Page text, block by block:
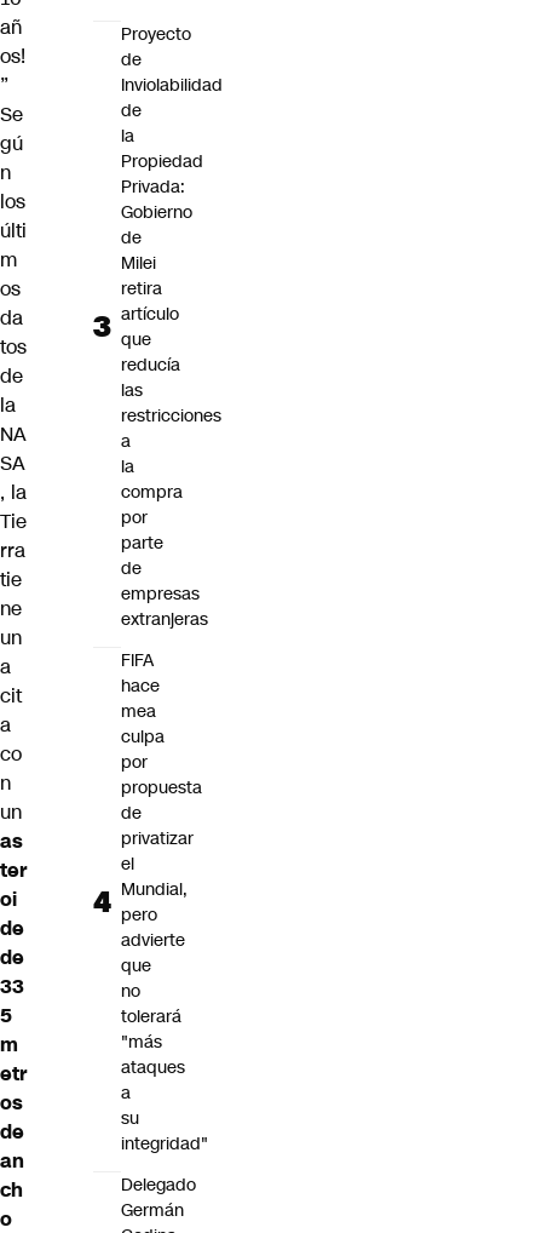
añ
os!
”
Se
gú
n
los
últi
m
os
da
tos
de
la
NA
SA
, la
Tie
rra
tie
ne
un
a
cit
a
co
n
un
as
ter
oi
de
de
33
5
m
etr
os
de
an
ch
o
Proyecto
de
Inviolabilidad
de
la
Propiedad
Privada:
Gobierno
de
Milei
retira
artículo
que
reducía
las
restricciones
a
la
compra
por
parte
de
empresas
extranjeras
FIFA
hace
mea
culpa
por
propuesta
de
privatizar
el
Mundial,
pero
advierte
que
no
tolerará
"más
ataques
a
su
integridad"
Delegado
Germán